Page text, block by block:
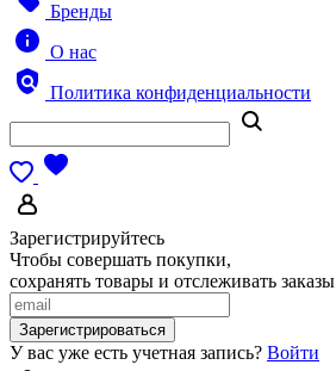
Бренды
О нас
Политика конфиденциальности
Зарегистрируйтесь
Чтобы совершать покупки,
сохранять товары и отслеживать заказы
Зарегистрироваться
У вас уже есть учетная запись? Войти